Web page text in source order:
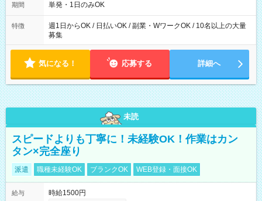
期間 単発・1日のみOK
特徴
週1日からOK / 日払いOK / 副業・WワークOK / 10名以上の大量
募集
気になる！ 応募する 詳細へ
未読
スピードよりも丁寧に！未経験OK！作業はカン
タン×完全座り
派遣 職種未経験OK ブランクOK WEB登録・面接OK
給与
時給1500円